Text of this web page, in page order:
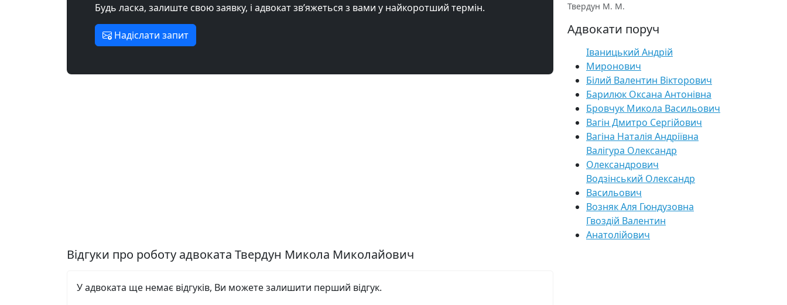
Будь ласка, залиште свою заявку, і адвокат зв’яжеться з вами у найкоротший термін.
Надіслати запит
Відгуки про роботу адвоката Твердун Микола Миколайович
У адвоката ще немає відгуків, Ви можете залишити перший відгук.
Твердун М. М.
Адвокати поруч
Іваницький Андрій
Миронович
Білий Валентин Вікторович
Барилюк Оксана Антонівна
Бровчук Микола Васильович
Вагін Дмитро Сергійович
Вагіна Наталія Андріївна
Валігура Олександр
Олександрович
Водзінський Олександр
Васильович
Возняк Аля Гюндузовна
Гвоздій Валентин
Анатолійович